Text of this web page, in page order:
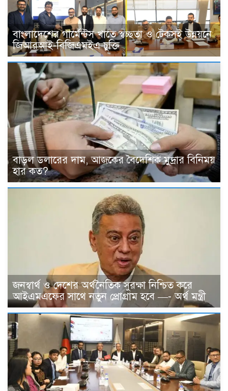
বাংলাদেশের গার্মেন্টস খাতে স্বচ্ছতা ও টেকসই উন্নয়নে
জিআরআই-বিজিএমইএ চুক্তি
বাড়ল ডলারের দাম, আজকের বৈদেশিক মুদ্রার বিনিময়
হার কত?
জনস্বার্থ ও দেশের অর্থনৈতিক সুরক্ষা নিশ্চিত করে
আইএমএফের সাথে নতুন প্রোগ্রাম হবে —- অর্থ মন্ত্রী